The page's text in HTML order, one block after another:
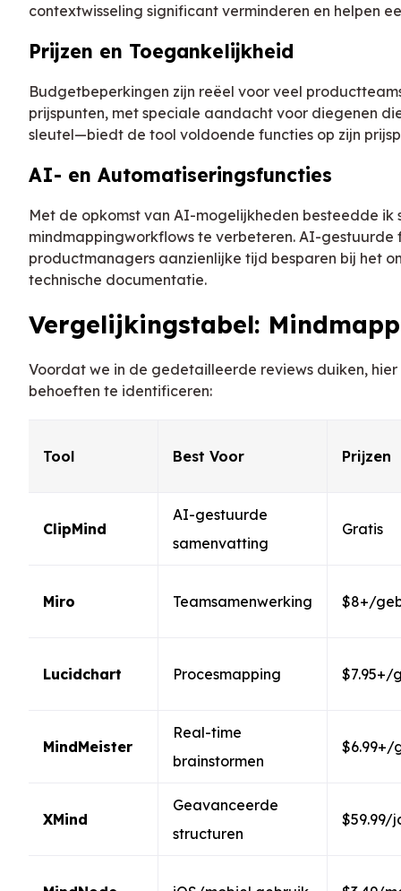
contextwisseling significant verminderen en helpen
Prijzen en Toegankelijkheid
Budgetbeperkingen zijn reëel voor veel
prijspunten, met speciale aandacht voor diegenen
sleutel—biedt de tool voldoende functies op zijn
AI- en Automatiseringsfuncties
Met de opkomst van AI-mogelijkheden besteedde
mindmappingworkflows te verbeteren. AI-
productmanagers aanzienlijke tijd besparen bij het
technische documentatie.
Vergelijkingstabel:
Voordat we in de gedetailleerde reviews duiken,
behoeften te identificeren:
Tool Best Voor Prijzen
ClipMind
AI-gestuurde
samenvatting
Gratis
Miro Teamsamenwerking $8+/
Lucidchart Procesmapping $7.95+/
MindMeister
Real-time
brainstormen
XMind
Geavanceerde
structuren
$59.99/